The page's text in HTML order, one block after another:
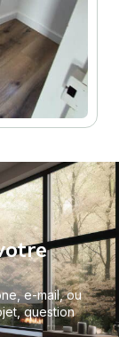
e-mail, ou
question